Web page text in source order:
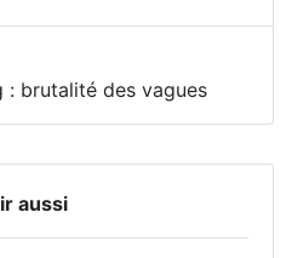
: brutalité des vagues
aussi